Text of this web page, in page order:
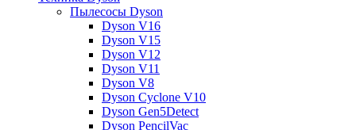
Пылесосы Dyson
Dyson V16
Dyson V15
Dyson V12
Dyson V11
Dyson V8
Dyson Cyclone V10
Dyson Gen5Detect
Dyson PencilVac